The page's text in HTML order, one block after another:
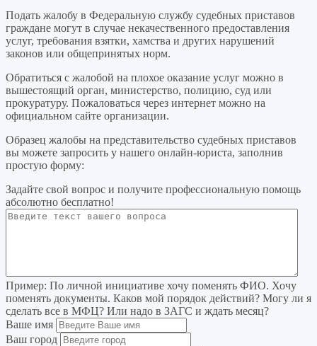
Подать жалобу в Федеральную службу судебных приставов
граждане могут в случае некачественного предоставления
услуг, требования взятки, хамства и других нарушений
законов или общепринятых норм.
Обратиться с жалобой на плохое оказание услуг можно в
вышестоящий орган, министерство, полицию, суд или
прокуратуру. Пожаловаться через интернет можно на
официальном сайте организации.
Образец жалобы на представительство судебных приставов
вы можете запросить у нашего онлайн-юриста, заполнив
простую форму:
Задайте свой вопрос и получите профессиональную помощь
абсолютно бесплатно!
Пример: По личной инициативе хочу поменять ФИО. Хочу
поменять документы. Каков мой порядок действий? Могу ли я
сделать все в МФЦ? Или надо в ЗАГС и ждать месяц?
Ваше имя
Ваш город